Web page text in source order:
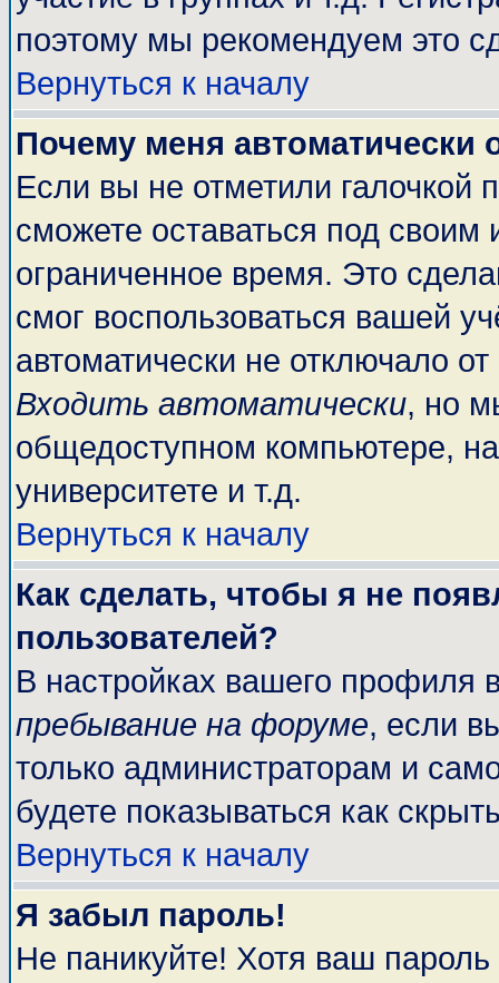
поэтому мы рекомендуем это
Вернуться к началу
Почему меня автоматически
Если вы не отметили галочкой
сможете оставаться под
ограниченное время. Это
смог воспользоваться вашей
автоматически не отключало
Входить автоматически, но
общедоступном компьютере,
университете и т.д.
Вернуться к началу
Как сделать, чтобы я не
пользователей?
В настройках вашего профиля
пребывание на форуме, если
только администраторам и
будете показываться как
Вернуться к началу
Я забыл пароль!
Не паникуйте! Хотя ваш